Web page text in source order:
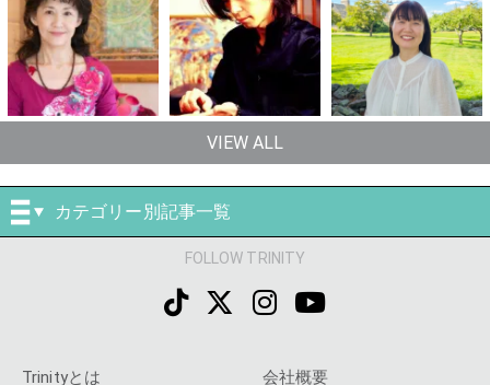
VIEW ALL
カテゴリー別記事一覧
FOLLOW TRINITY
Trinityとは 会社概要